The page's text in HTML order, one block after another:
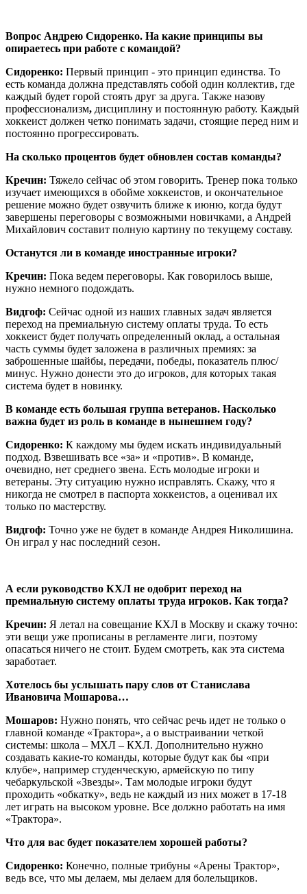
Вопрос Андрею Сидоренко. На какие принципы вы
опираетесь при работе с командой?
Сидоренко: Первый принцип - это принцип единства. То
есть команда должна представлять собой один коллектив, где
каждый будет горой стоять друг за друга. Также назову
профессионализм, дисциплину и постоянную работу. Каждый
хоккеист должен четко понимать задачи, стоящие перед ним и
постоянно прогрессировать.
На сколько процентов будет обновлен состав команды?
Кречин: Тяжело сейчас об этом говорить. Тренер пока только
изучает имеющихся в обойме хоккеистов, и окончательное
решение можно будет озвучить ближе к июню, когда будут
завершены переговоры с возможными новичками, а Андрей
Михайлович составит полную картину по текущему составу.
Останутся ли в команде иностранные игроки?
Кречин: Пока ведем переговоры. Как говорилось выше,
нужно немного подождать.
Видгоф: Сейчас одной из наших главных задач является
переход на премиальную систему оплаты труда. То есть
хоккеист будет получать определенный оклад, а остальная
часть суммы будет заложена в различных премиях: за
заброшенные шайбы, передачи, победы, показатель плюс/
минус. Нужно донести это до игроков, для которых такая
система будет в новинку.
В команде есть большая группа ветеранов. Насколько
важна будет из роль в команде в нынешнем году?
Сидоренко: К каждому мы будем искать индивидуальный
подход. Взвешивать все «за» и «против». В команде,
очевидно, нет среднего звена. Есть молодые игроки и
ветераны. Эту ситуацию нужно исправлять. Скажу, что я
никогда не смотрел в паспорта хоккеистов, а оценивал их
только по мастерству.
Видгоф: Точно уже не будет в команде Андрея Николишина.
Он играл у нас последний сезон.
А если руководство КХЛ не одобрит переход на
премиальную систему оплаты труда игроков. Как тогда?
Кречин: Я летал на совещание КХЛ в Москву и скажу точно:
эти вещи уже прописаны в регламенте лиги, поэтому
опасаться ничего не стоит. Будем смотреть, как эта система
заработает.
Хотелось бы услышать пару слов от Станислава
Ивановича Мошарова…
Мошаров: Нужно понять, что сейчас речь идет не только о
главной команде «Трактора», а о выстраивании четкой
системы: школа – МХЛ – КХЛ. Дополнительно нужно
создавать какие-то команды, которые будут как бы «при
клубе», например студенческую, армейскую по типу
чебаркульской «Звезды». Там молодые игроки будут
проходить «обкатку», ведь не каждый из них может в 17-18
лет играть на высоком уровне. Все должно работать на имя
«Трактора».
Что для вас будет показателем хорошей работы?
Сидоренко: Конечно, полные трибуны «Арены Трактор»,
ведь все, что мы делаем, мы делаем для болельщиков.